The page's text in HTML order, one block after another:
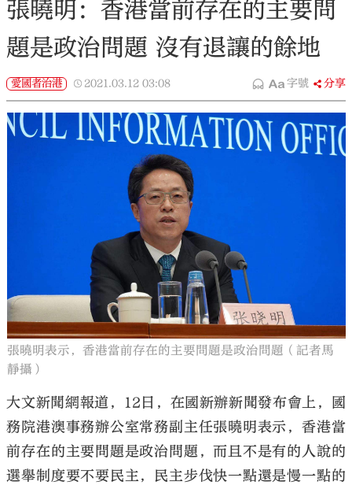
張曉明：香港當前存在的主要問
題是政治問題 沒有退讓的餘地
愛國者治港 2021.03.12 03:08 字號 分享
張曉明表示，香港當前存在的主要問題是政治問題（記者馬
靜攝）
大文新聞網報道，12日，在國新辦新聞發布會上，國
務院港澳事務辦公室常務副主任張曉明表示，香港當
前存在的主要問題是政治問題，而且不是有的人說的
選舉制度要不要民主，民主步伐快一點還是慢一點的